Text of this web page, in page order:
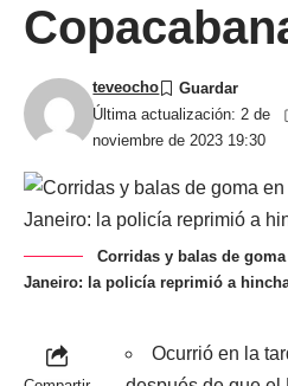
Última actualización: 2 de
noviembre de 2023 19:30
teveocho
Corridas y balas de
Janeiro: la policía reprimió a
Ocurrió en la